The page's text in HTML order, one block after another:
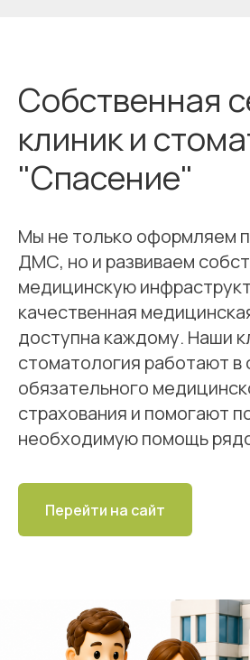
Собственная
клиник и
"Спасение"
Мы не только оформляем
ДМС, но и развиваем
медицинскую
качественная
доступна каждому. Наши
стоматология работают в
обязательного
страхования и помогают
необходимую помощь
Перейти на сайт